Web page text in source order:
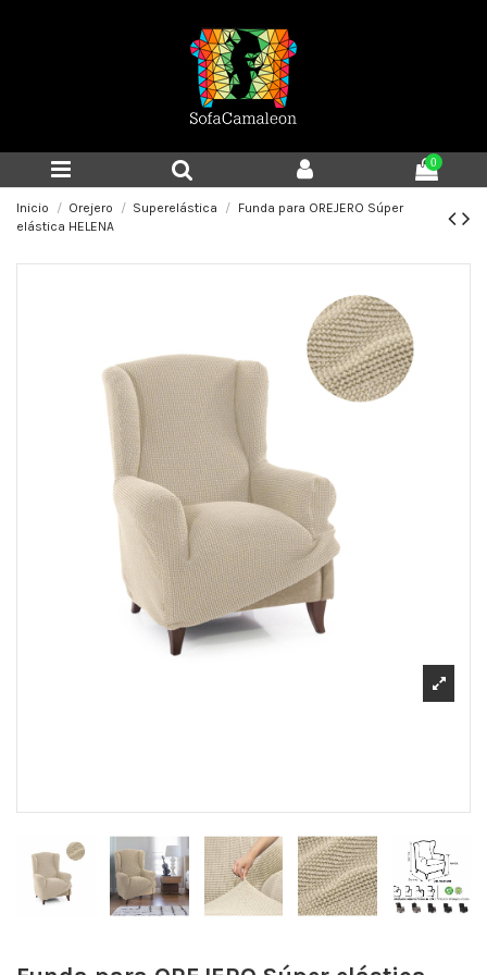
0
Inicio Orejero Superelástica
Funda para OREJERO Súper
elástica HELENA